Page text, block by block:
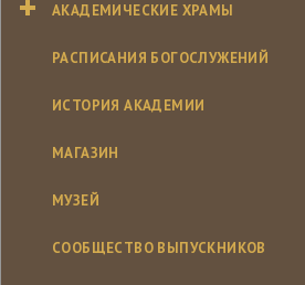
АКАДЕМИЧЕСКИЕ ХРАМЫ
РАСПИСАНИЯ БОГОСЛУЖЕНИЙ
ИСТОРИЯ АКАДЕМИИ
МАГАЗИН
МУЗЕЙ
СООБЩЕСТВО ВЫПУСКНИКОВ